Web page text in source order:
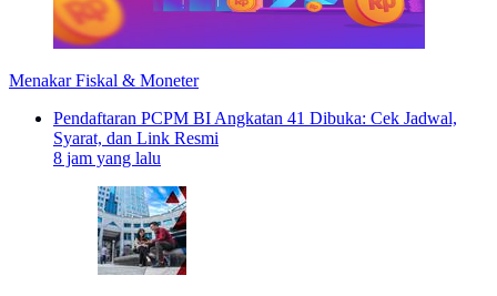
Menakar Fiskal & Moneter
Pendaftaran PCPM BI Angkatan 41 Dibuka: Cek Jadwal,
Syarat, dan Link Resmi
8 jam yang lalu